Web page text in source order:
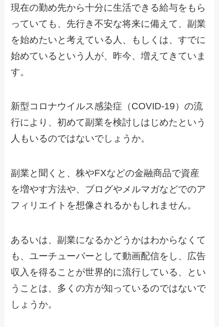
現在の勤め先から十分に生活できる給与をもら
っていても、先行き不安な将来に備えて、副業
を始めたいと考えている人、もしくは、すでに
始めているという人が、昨今、増えてきていま
す。
新型コロナウイルス感染症（COVID-19）の流
行により、初めて副業を検討しはじめたという
人もいるのではないでしょうか。
副業と聞くと、株やFXなどの金融商品で資産
を増やす方法や、ブログやメルマガなどでのア
フィリエイトを想像されるかもしれません。
あるいは、副業になるかどうかはわからなくて
も、ユーチューバーとして動画配信をし、広告
収入を得ることが世界的に流行している、とい
うことは、多くの方が知っているのではないで
しょうか。